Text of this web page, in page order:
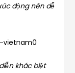
động nên dễ
khác biệt